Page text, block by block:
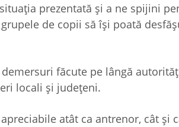
prezentată şi a ne spijini
de copii să îşi poată
făcute pe lângă
locali şi judeţeni.
atât ca antrenor, cât şi